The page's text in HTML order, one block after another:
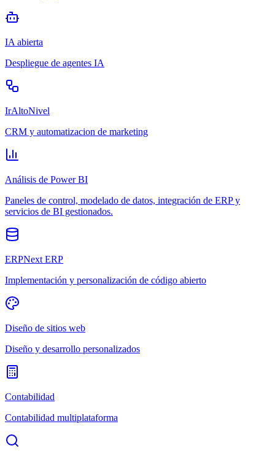
IA abierta
Despliegue de agentes IA
IrAltoNivel
CRM y automatizacion de marketing
Análisis de Power BI
Paneles de control, modelado de datos, integración de ERP y
servicios de BI gestionados.
ERPNext ERP
Implementación y personalización de código abierto
Diseño de sitios web
Diseño y desarrollo personalizados
Contabilidad
Contabilidad multiplataforma